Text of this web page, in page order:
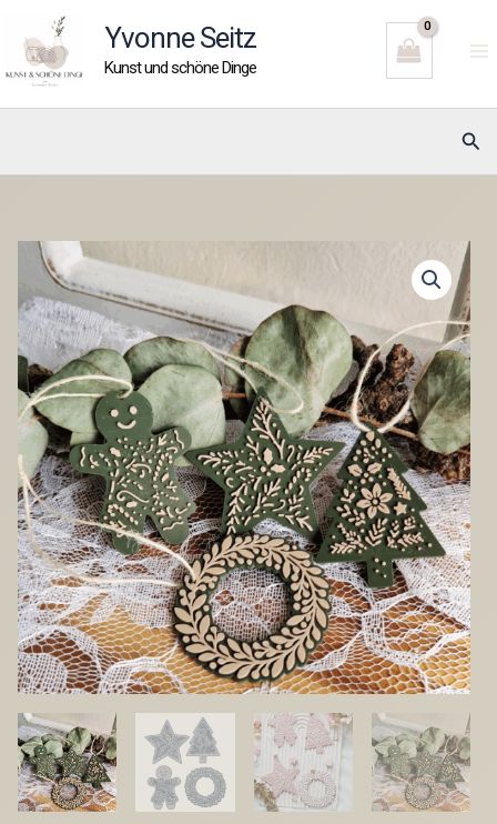
Inhalt
springen
Yvonne Seitz
Kunst und schöne Dinge